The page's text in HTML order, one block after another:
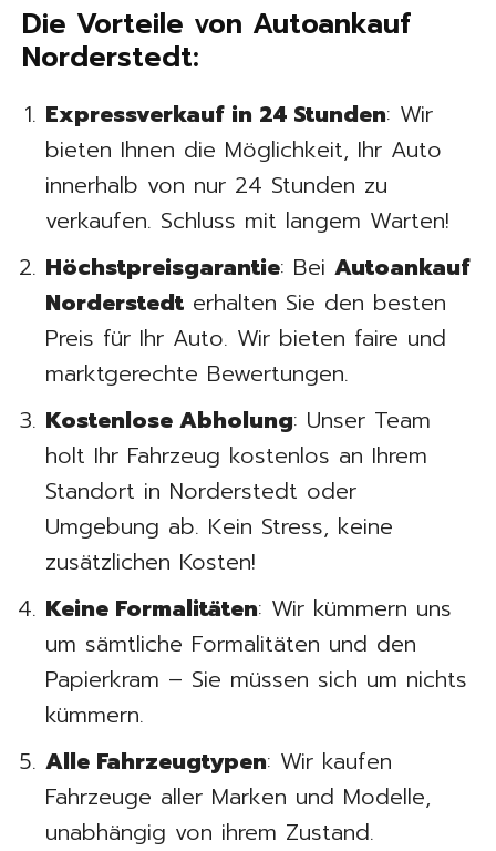
Die Vorteile von Autoankauf
Norderstedt:
Expressverkauf in 24 Stunden: Wir
bieten Ihnen die Möglichkeit, Ihr Auto
innerhalb von nur 24 Stunden zu
verkaufen. Schluss mit langem Warten!
Höchstpreisgarantie: Bei Autoankauf
Norderstedt erhalten Sie den besten
Preis für Ihr Auto. Wir bieten faire und
marktgerechte Bewertungen.
Kostenlose Abholung: Unser Team
holt Ihr Fahrzeug kostenlos an Ihrem
Standort in Norderstedt oder
Umgebung ab. Kein Stress, keine
zusätzlichen Kosten!
Keine Formalitäten: Wir kümmern uns
um sämtliche Formalitäten und den
Papierkram – Sie müssen sich um nichts
kümmern.
Alle Fahrzeugtypen: Wir kaufen
Fahrzeuge aller Marken und Modelle,
unabhängig von ihrem Zustand.